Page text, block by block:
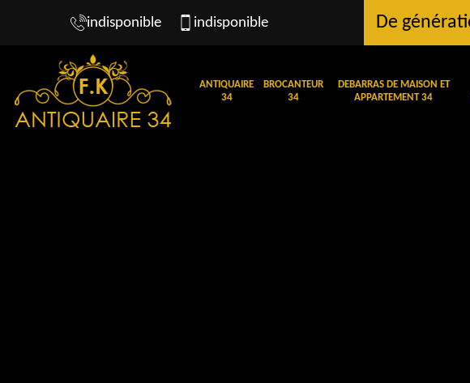
indisponible indisponible De
ANTIQUAIRE
34
BROCANTEUR
34
DEBARRAS DE MAISON ET
APPARTEMENT 34